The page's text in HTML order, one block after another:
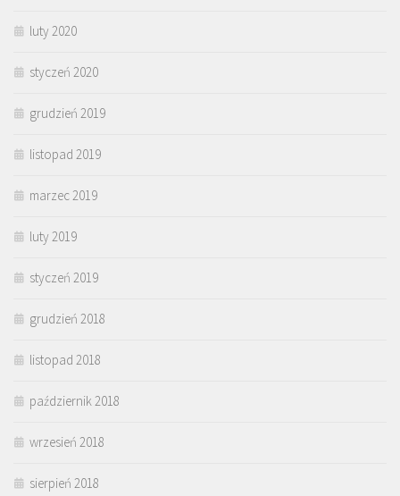
luty 2020
styczeń 2020
grudzień 2019
listopad 2019
marzec 2019
luty 2019
styczeń 2019
grudzień 2018
listopad 2018
październik 2018
wrzesień 2018
sierpień 2018